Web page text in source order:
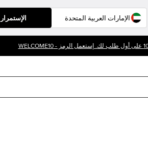
الإستمرار